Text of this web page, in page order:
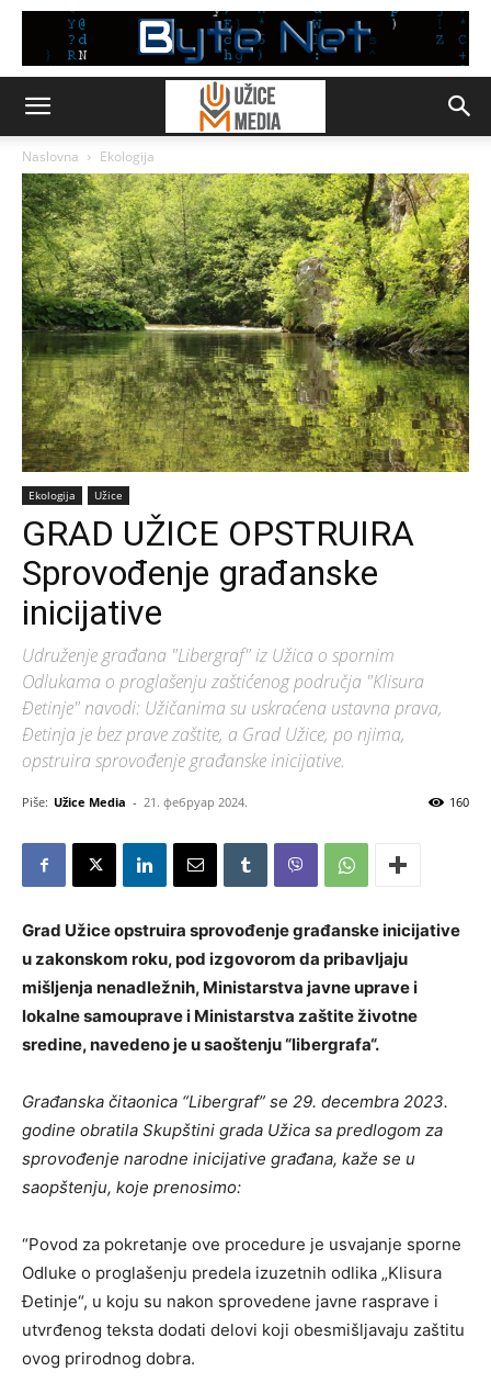
Naslovna Ekologija
Ekologija Užice
GRAD UŽICE OPSTRUIRA
Sprovođenje građanske
inicijative
Udruženje građana "Libergraf" iz Užica o spornim
Odlukama o proglašenju zaštićenog područja "Klisura
Đetinje" navodi: Užičanima su uskraćena ustavna prava,
Đetinja je bez prave zaštite, a Grad Užice, po njima,
opstruira sprovođenje građanske inicijative.
Piše: Užice Media - 21. фебруар 2024. 160
Grad Užice opstruira sprovođenje građanske inicijative
u zakonskom roku, pod izgovorom da pribavljaju
mišljenja nenadležnih, Ministarstva javne uprave i
lokalne samouprave i Ministarstva zaštite životne
sredine, navedeno je u saoštenju “libergrafa“.
Građanska čitaonica “Libergraf” se 29. decembra 2023.
godine obratila Skupštini grada Užica sa predlogom za
sprovođenje narodne inicijative građana, kaže se u
saopštenju, koje prenosimo:
“Povod za pokretanje ove procedure je usvajanje sporne
Odluke o proglašenju predela izuzetnih odlika „Klisura
Đetinje“, u koju su nakon sprovedene javne rasprave i
utvrđenog teksta dodati delovi koji obesmišljavaju zaštitu
ovog prirodnog dobra.